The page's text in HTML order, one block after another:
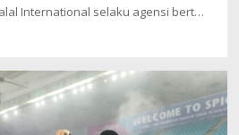
21 April 2025 - Penang Halal International selaku agensi bertanggungjawab…